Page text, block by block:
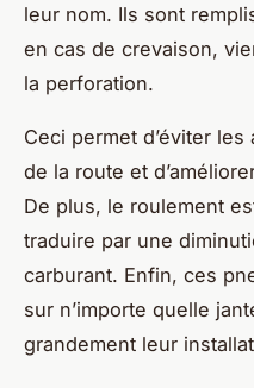
leur nom. Ils sont
en cas de crevaison,
la perforation.
Ceci permet d’éviter
de la route et
De plus, le roulement
traduire par une
carburant. Enfin, ces
sur n’importe quelle
grandement leur